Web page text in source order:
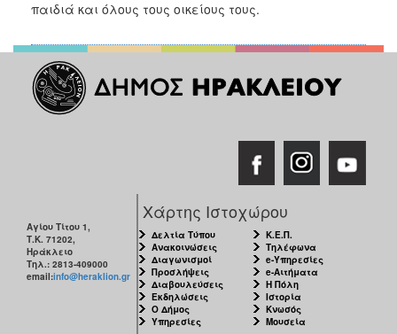
παιδιά και όλους τους οικείους τους.
Αγίου Τίτου 1,
Τ.Κ. 71202,
Ηράκλειο
Τηλ.: 2813-409000
email:info@heraklion.gr
Χάρτης Ιστοχώρου
Δελτία Τύπου
Ανακοινώσεις
Διαγωνισμοί
Προσλήψεις
Διαβουλεύσεις
Εκδηλώσεις
Ο Δήμος
Υπηρεσίες
Κ.Ε.Π.
Τηλέφωνα
e-Υπηρεσίες
e-Αιτήματα
Η Πόλη
Ιστορία
Κνωσός
Μουσεία